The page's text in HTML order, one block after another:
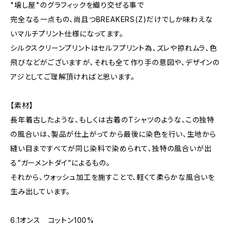
"壊し屋"のグラフィックを織り交ぜる事で
完全なる一点もの、尚且つBREAKERS(Z)だけでしか味わえな
いマルチプリント仕様になってます。
シルクスクリーンプリントはセルフプリント為、ズレや掠れムラ、色
飛びなどがございますが、それも全て作り手の意図や、デザインの
アジとしてご理解頂ければと思います。
【素材】
長年着古したような、もしくは古着のTシャツのような、この独特
の風合いは、製品が仕上がってから最後に染色を行い、生地から
縫い目まですべてが同じ染料で染められて、独特の風合いが出
る”ガーメントダイ”によるもの。
それから、ウォッシュ加工を施すことで、軽くて柔らかな風合いを
生み出しています。
6.1オンス コットン100%